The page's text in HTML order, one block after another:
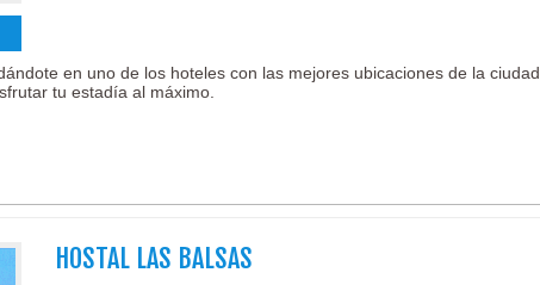
en uno de los hoteles con las mejores ubicaciones de la ciudad,
tu estadía al máximo.
HOSTAL LAS BALSAS